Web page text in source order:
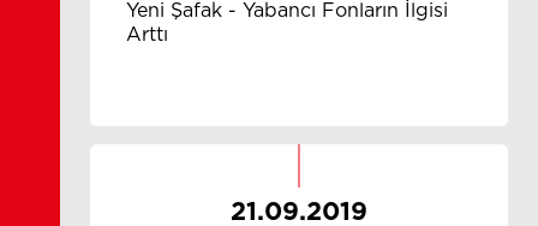
Yeni Şafak - Yabancı Fonların İlgisi
Arttı
21.09.2019